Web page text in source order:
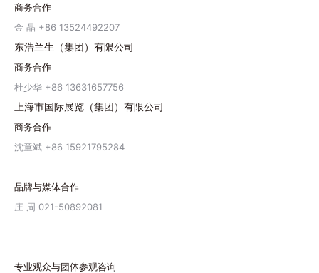
商务合作
金 晶 +86 13524492207
东浩兰生（集团）有限公司
商务合作
杜少华 +86 13631657756
上海市国际展览（集团）有限公司
商务合作
沈童斌 +86 15921795284
品牌与媒体合作
庄 周 021-50892081
专业观众与团体参观咨询